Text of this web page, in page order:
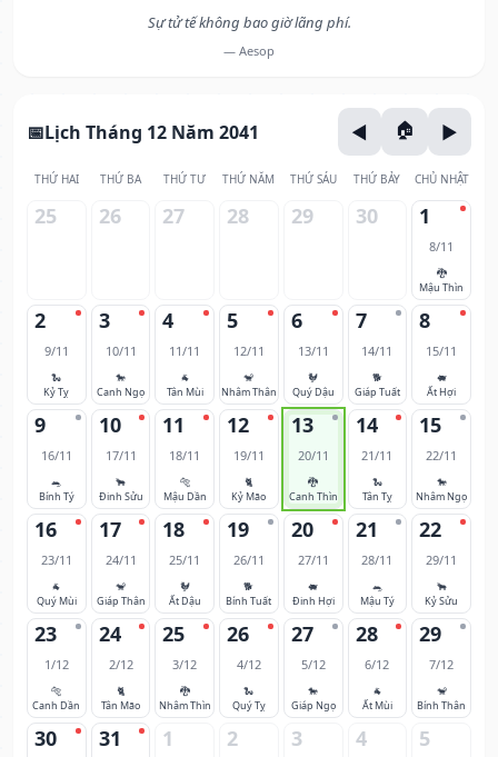
Sự tử tế không bao giờ lãng phí.
— Aesop
Lịch Tháng 12 Năm 2041
THỨ HAI THỨ BA THỨ TƯ THỨ NĂM THỨ SÁU THỨ BẢY CHỦ NHẬT
25 26 27 28 29 30 1
8/11
🐉
Mậu Thìn
2
9/11
🐍
Kỷ Tỵ
3
10/11
🐎
Canh Ngọ
4
11/11
🐐
Tân Mùi
5
12/11
🐒
Nhâm Thân
6
13/11
🐓
Quý Dậu
7
14/11
🐕
Giáp Tuất
8
15/11
🐖
Ất Hợi
9
16/11
🐀
Bính Tý
10
17/11
🐂
Đinh Sửu
11
18/11
🐅
Mậu Dần
12
19/11
🐈
Kỷ Mão
13
20/11
🐉
Canh Thìn
14
21/11
🐍
Tân Tỵ
15
22/11
🐎
Nhâm Ngọ
16
23/11
🐐
Quý Mùi
17
24/11
🐒
Giáp Thân
18
25/11
🐓
Ất Dậu
19
26/11
🐕
Bính Tuất
20
27/11
🐖
Đinh Hợi
21
28/11
🐀
Mậu Tý
22
29/11
🐂
Kỷ Sửu
23
1/12
🐅
Canh Dần
24
2/12
🐈
Tân Mão
25
3/12
🐉
Nhâm Thìn
26
4/12
🐍
Quý Tỵ
27
5/12
🐎
Giáp Ngọ
28
6/12
🐐
Ất Mùi
29
7/12
🐒
Bính Thân
30 31 1 2 3 4 5